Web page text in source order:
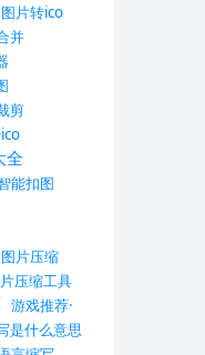
图片转ico
并
剪
全
能扣图
片压缩
压缩工具
游戏推荐·
是什么意思